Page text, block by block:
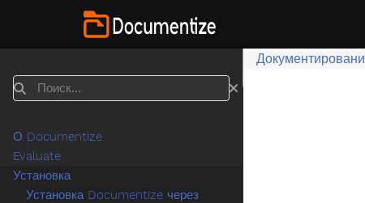
Поиск
О Documentize
Evaluate
Установка
Установка Documentize через